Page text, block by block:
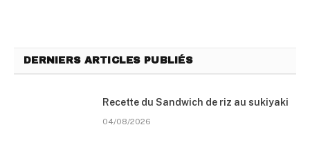
DERNIERS ARTICLES PUBLIÉS
Recette du Sandwich de riz au sukiyaki
04/08/2026